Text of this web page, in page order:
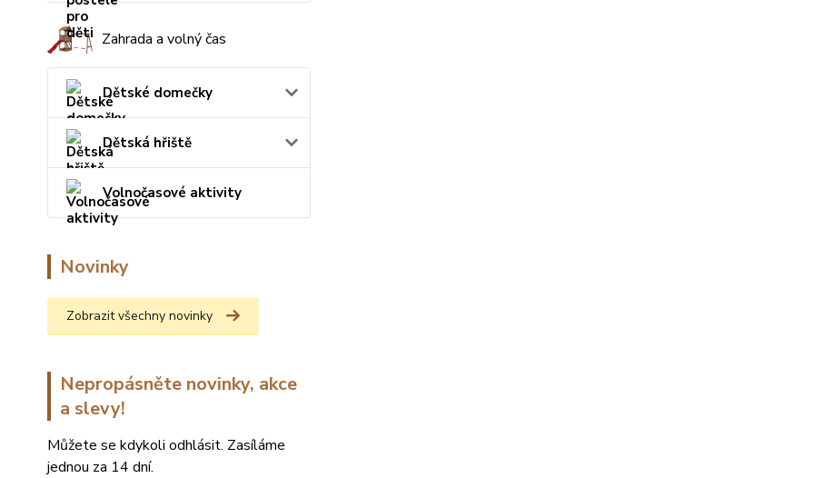
Zahrada a volný čas
Dětské domečky
Dětská hřiště
Volnočasové aktivity
Novinky
Zobrazit všechny novinky
Nepropásněte novinky, akce
a slevy!
Můžete se kdykoli odhlásit. Zasíláme
jednou za 14 dní.